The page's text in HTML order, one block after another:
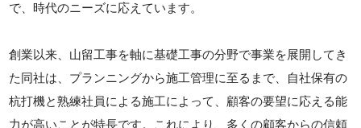
で、時代のニーズに応えています。
創業以来、山留工事を軸に基礎工事の分野で事業を展開してき
た同社は、プランニングから施工管理に至るまで、自社保有の
杭打機と熟練社員による施工によって、顧客の要望に応える能
力が高いことが特長です。これにより、多くの顧客からの信頼